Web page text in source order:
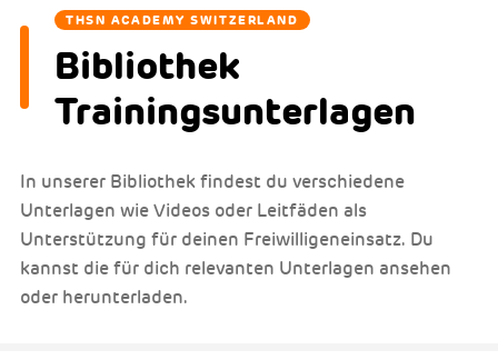
THSN ACADEMY SWITZERLAND
Bibliothek
Trainingsunterlagen
In unserer Bibliothek findest du verschiedene
Unterlagen wie Videos oder Leitfäden als
Unterstützung für deinen Freiwilligeneinsatz. Du
kannst die für dich relevanten Unterlagen ansehen
oder herunterladen.